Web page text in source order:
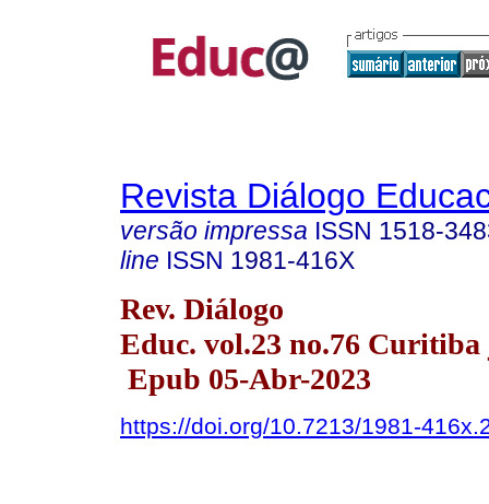
Revista Diálogo
versão impressa ISSN 1518-
line ISSN 1981-416X
Rev. Diálogo
Educ. vol.23 no.76 Curitiba
Epub 05-Abr-2023
https://doi.org/10.7213/1981-